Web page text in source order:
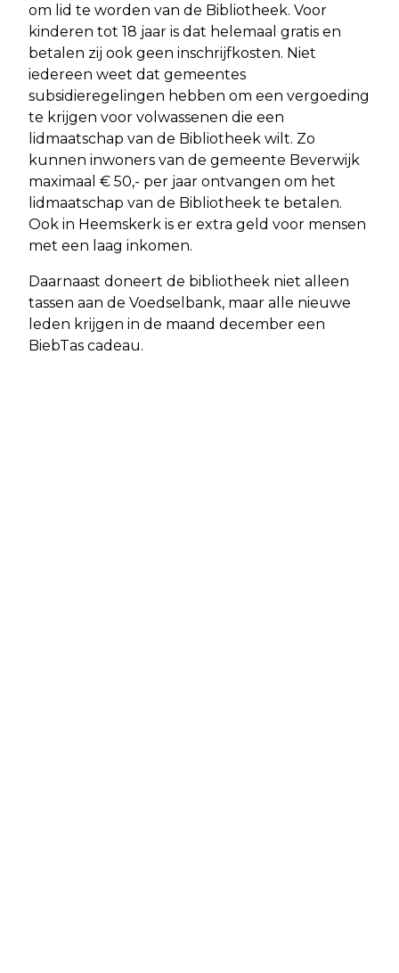
om lid te worden van de Bibliotheek. Voor
kinderen tot 18 jaar is dat helemaal gratis en
betalen zij ook geen inschrijfkosten. Niet
iedereen weet dat gemeentes
subsidieregelingen hebben om een vergoeding
te krijgen voor volwassenen die een
lidmaatschap van de Bibliotheek wilt. Zo
kunnen inwoners van de gemeente Beverwijk
maximaal € 50,- per jaar ontvangen om het
lidmaatschap van de Bibliotheek te betalen.
Ook in Heemskerk is er extra geld voor mensen
met een laag inkomen.
Daarnaast doneert de bibliotheek niet alleen
tassen aan de Voedselbank, maar alle nieuwe
leden krijgen in de maand december een
BiebTas cadeau.